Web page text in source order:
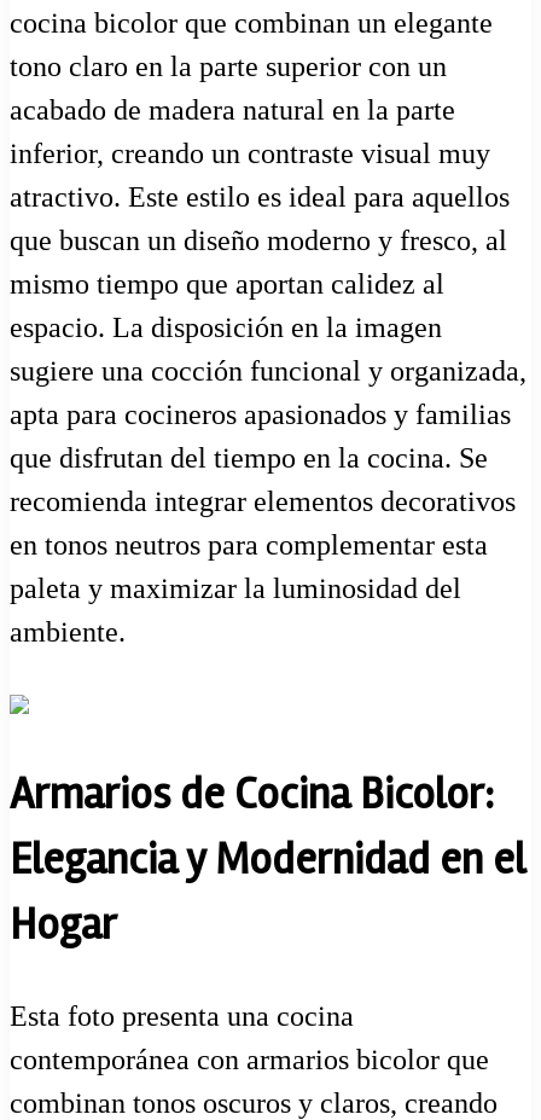
cocina bicolor que combinan un elegante
tono claro en la parte superior con un
acabado de madera natural en la parte
inferior, creando un contraste visual muy
atractivo. Este estilo es ideal para aquellos
que buscan un diseño moderno y fresco, al
mismo tiempo que aportan calidez al
espacio. La disposición en la imagen
sugiere una cocción funcional y organizada,
apta para cocineros apasionados y familias
que disfrutan del tiempo en la cocina. Se
recomienda integrar elementos decorativos
en tonos neutros para complementar esta
paleta y maximizar la luminosidad del
ambiente.
Armarios de Cocina Bicolor:
Elegancia y Modernidad en el
Hogar
Esta foto presenta una cocina
contemporánea con armarios bicolor que
combinan tonos oscuros y claros, creando